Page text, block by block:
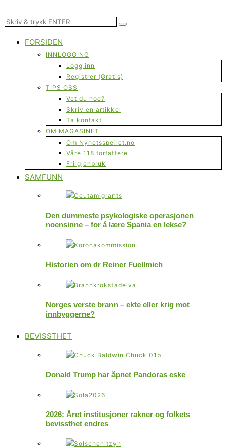
FORSIDEN
INNLOGGING
Logg inn
Registrer (Gratis)
TIPS OSS
Vet du noe?
Skriv en artikkel
Ta kontakt
OM MAGASINET
Om Nyhetsspeilet.no
Våre 118 forfattere
Fri gjenbruk
SAMFUNN
Den dummeste psykologiske operasjonen
noensinne – for å lære Spania en lekse?
Historien om dr Reiner Fuellmich
Norges verste brann – ekte eller krig mot
innbyggerne?
BEVISSTHET
Donald Trump har åpnet Pandoras eske
2026: Året institusjoner rakner og folkets
bevissthet endres